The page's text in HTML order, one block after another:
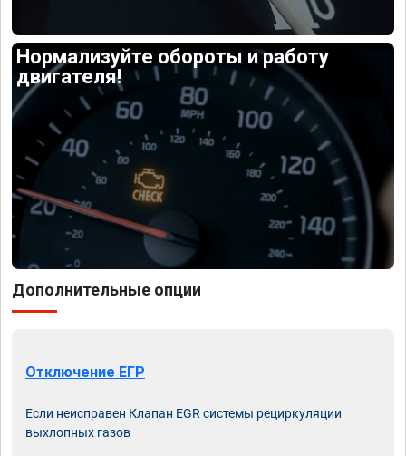
Нормализуйте обороты и работу
двигателя!
Дополнительные опции
Отключение ЕГР
Если неисправен Клапан EGR системы рециркуляции
выхлопных газов